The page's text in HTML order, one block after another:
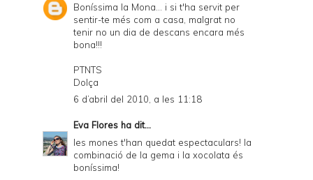
Boníssima la Mona... i si t'ha servit per
sentir-te més com a casa, malgrat no
tenir no un dia de descans encara més
bona!!!
PTNTS
Dolça
6 d’abril del 2010, a les 11:18
Eva Flores ha dit...
les mones t'han quedat espectaculars! la
combinació de la gema i la xocolata és
boníssima!